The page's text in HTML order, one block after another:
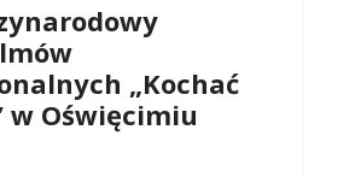
„Kochać
w Oświęcimiu